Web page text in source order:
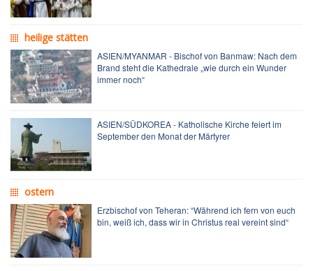
heilige stätten
ASIEN/MYANMAR - Bischof von Banmaw: Nach dem
Brand steht die Kathedrale „wie durch ein Wunder
immer noch“
ASIEN/SÜDKOREA - Katholische Kirche feiert im
September den Monat der Märtyrer
ostern
Erzbischof von Teheran: “Während ich fern von euch
bin, weiß ich, dass wir in Christus real vereint sind“